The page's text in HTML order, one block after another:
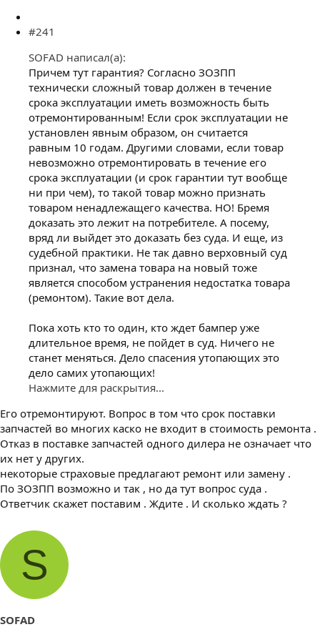
#241
SOFAD написал(а):
Причем тут гарантия? Согласно ЗОЗПП
технически сложный товар должен в течение
срока эксплуатации иметь возможность быть
отремонтированным! Если срок эксплуатации не
установлен явным образом, он считается
равным 10 годам. Другими словами, если товар
невозможно отремонтировать в течение его
срока эксплуатации (и срок гарантии тут вообще
ни при чем), то такой товар можно признать
товаром ненадлежащего качества. НО! Бремя
доказать это лежит на потребителе. А посему,
вряд ли выйдет это доказать без суда. И еще, из
судебной практики. Не так давно верховный суд
признал, что замена товара на новый тоже
является способом устранения недостатка товара
(ремонтом). Такие вот дела.
Пока хоть кто то один, кто ждет бампер уже
длительное время, не пойдет в суд. Ничего не
станет меняться. Дело спасения утопающих это
дело самих утопающих!
Нажмите для раскрытия...
Его отремонтируют. Вопрос в том что срок поставки
запчастей во многих каско не входит в стоимость ремонта .
Отказ в поставке запчастей одного дилера не означает что
их нет у других.
некоторые страховые предлагают ремонт или замену .
По ЗОЗПП возможно и так , но да тут вопрос суда .
Ответчик скажет поставим . Ждите . И сколько ждать ?
S
SOFAD